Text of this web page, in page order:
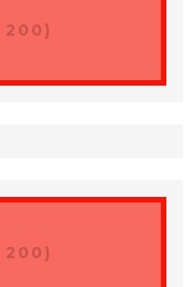
200)
200)